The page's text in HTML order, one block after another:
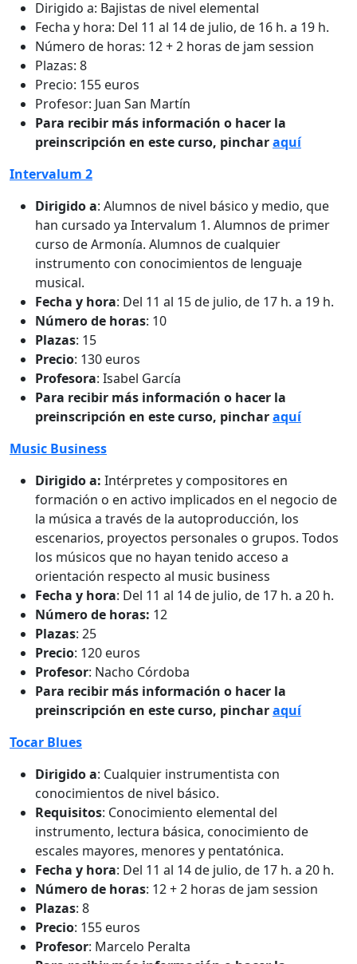
Dirigido a: Bajistas de nivel elemental
Fecha y hora: Del 11 al 14 de julio, de 16 h. a 19 h.
Número de horas: 12 + 2 horas de jam session
Plazas: 8
Precio: 155 euros
Profesor: Juan San Martín
Para recibir más información o hacer la
preinscripción en este curso, pincharaquí
Intervalum 2
Dirigido a: Alumnos de nivel básico y medio, que
han cursado ya Intervalum 1. Alumnos de primer
curso de Armonía. Alumnos de cualquier
instrumento con conocimientos de lenguaje
musical.
Fecha y hora: Del 11 al 15 de julio, de 17 h. a 19 h.
Número de horas: 10
Plazas: 15
Precio: 130 euros
Profesora: Isabel García
Para recibir más información o hacer la
preinscripción en este curso, pincharaquí
Music Business
Dirigido a: Intérpretes y compositores en
formación o en activo implicados en el negocio de
la música a través de la autoproducción, los
escenarios, proyectos personales o grupos. Todos
los músicos que no hayan tenido acceso a
orientación respecto al music business
Fecha y hora: Del 11 al 14 de julio, de 17 h. a 20 h.
Número de horas: 12
Plazas: 25
Precio: 120 euros
Profesor: Nacho Córdoba
Para recibir más información o hacer la
preinscripción en este curso, pincharaquí
Tocar Blues
Dirigido a: Cualquier instrumentista con
conocimientos de nivel básico.
Requisitos: Conocimiento elemental del
instrumento, lectura básica, conocimiento de
escales mayores, menores y pentatónica.
Fecha y hora: Del 11 al 14 de julio, de 17 h. a 20 h.
Número de horas: 12 + 2 horas de jam session
Plazas: 8
Precio: 155 euros
Profesor: Marcelo Peralta